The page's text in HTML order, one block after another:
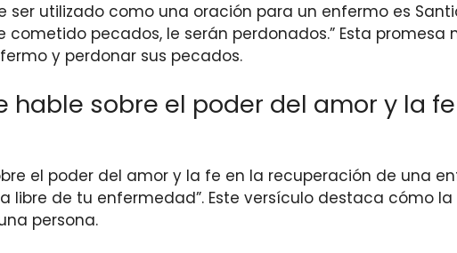
utilizado como una oración para un enfermo es
pecados, le serán perdonados.” Esta
y perdonar sus pecados.
hable sobre el poder del amor y la
el poder del amor y la fe en la recuperación de una
libre de tu enfermedad”. Este versículo destaca cómo
persona.